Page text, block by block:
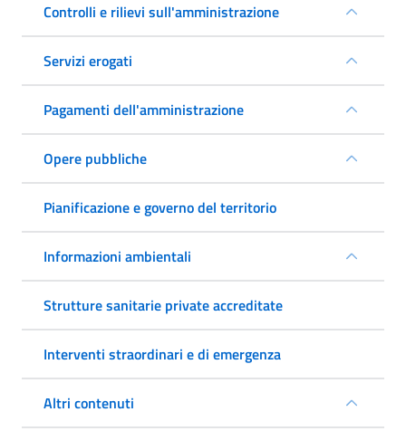
Controlli e rilievi sull'amministrazione
Servizi erogati
Pagamenti dell'amministrazione
Opere pubbliche
Pianificazione e governo del territorio
Informazioni ambientali
Strutture sanitarie private accreditate
Interventi straordinari e di emergenza
Altri contenuti